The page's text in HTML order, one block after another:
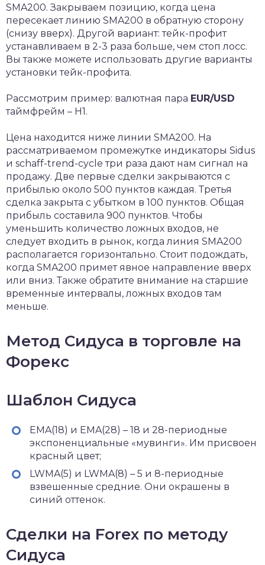
SMA200. Закрываем позицию, когда цена
пересекает линию SMA200 в обратную сторону
(снизу вверх). Другой вариант: тейк-профит
устанавливаем в 2-3 раза больше, чем стоп лосс.
Вы также можете использовать другие варианты
установки тейк-профита.
Рассмотрим пример: валютная пара EUR/USD
таймфрейм – Н1.
Цена находится ниже линии SMA200. На
рассматриваемом промежутке индикаторы Sidus
и schaff-trend-cycle три раза дают нам сигнал на
продажу. Две первые сделки закрываются с
прибылью около 500 пунктов каждая. Третья
сделка закрыта с убытком в 100 пунктов. Общая
прибыль составила 900 пунктов. Чтобы
уменьшить количество ложных входов, не
следует входить в рынок, когда линия SMA200
располагается горизонтально. Стоит подождать,
когда SMA200 примет явное направление вверх
или вниз. Также обратите внимание на старшие
временные интервалы, ложных входов там
меньше.
Метод Сидуса в торговле на
Форекс
Шаблон Сидуса
EMA(18) и EMA(28) – 18 и 28-периодные
экспоненциальные «мувинги». Им присвоен
красный цвет;
LWMA(5) и LWMA(8) – 5 и 8-периодные
взвешенные средние. Они окрашены в
синий оттенок.
Сделки на Forex по методу
Сидуса